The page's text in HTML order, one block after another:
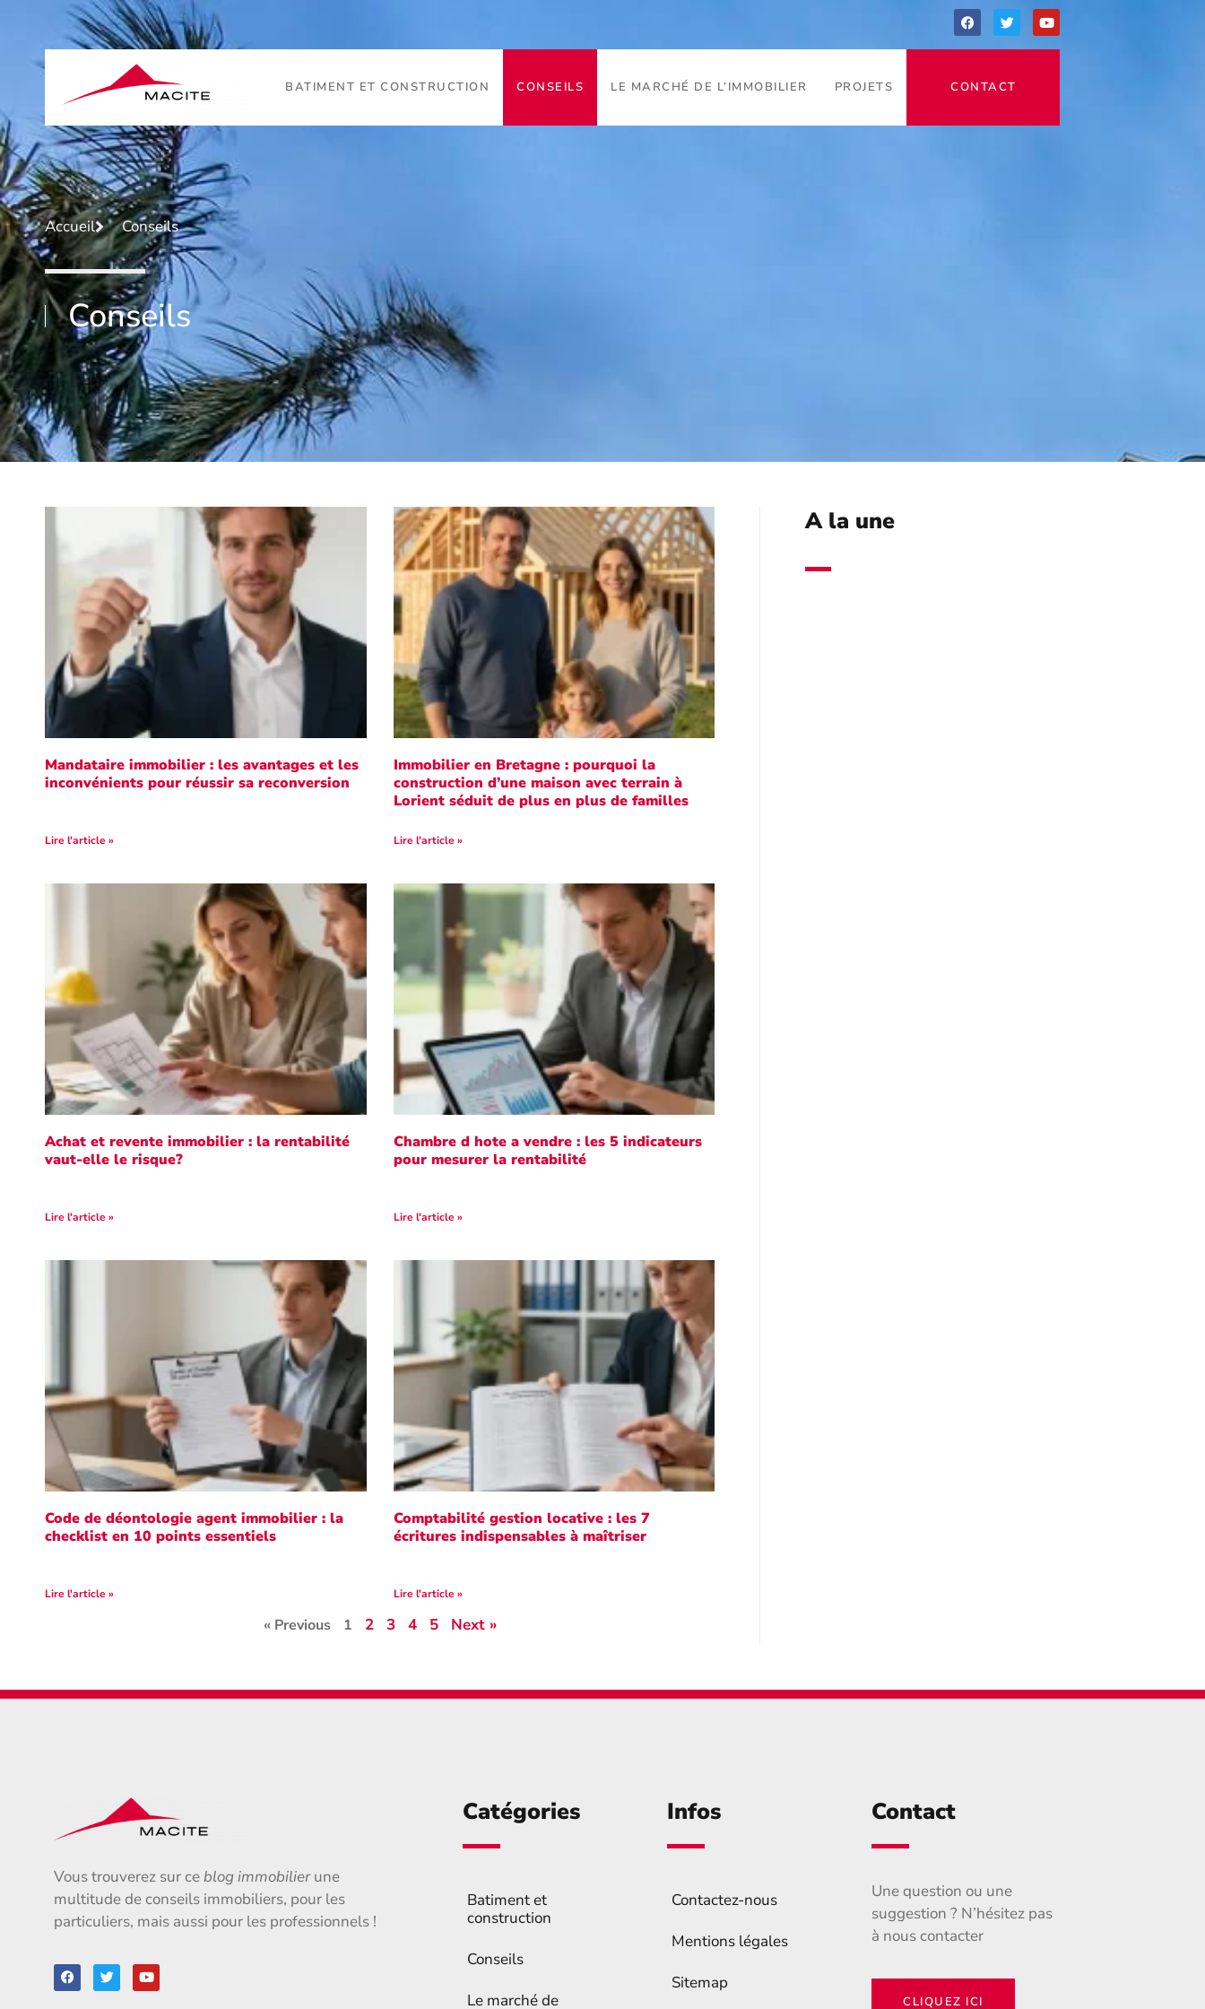
BATIMENT ET CONSTRUCTION CONSEILS LE MARCHÉ DE L’IMMOBILIER PROJETS CONTACT
Accueil Conseils
Conseils
Mandataire immobilier : les avantages et les
inconvénients pour réussir sa reconversion
Lire l'article »
Immobilier en Bretagne : pourquoi la
construction d’une maison avec terrain à
Lorient séduit de plus en plus de familles
Lire l'article »
Achat et revente immobilier : la rentabilité
vaut-elle le risque?
Lire l'article »
Chambre d hote a vendre : les 5 indicateurs
pour mesurer la rentabilité
Lire l'article »
Code de déontologie agent immobilier : la
checklist en 10 points essentiels
Lire l'article »
Comptabilité gestion locative : les 7
écritures indispensables à maîtriser
Lire l'article »
« Previous 1 2 3 4 5 Next »
A la une
Vous trouverez sur ceblog immobilierune
multitude de conseils immobiliers, pour les
particuliers, mais aussi pour les professionnels !
Catégories
Batiment et
construction
Conseils
Le marché de
Infos
Contactez-nous
Mentions légales
Sitemap
Contact
Une question ou une
suggestion ? N’hésitez pas
à nous contacter
CLIQUEZ ICI